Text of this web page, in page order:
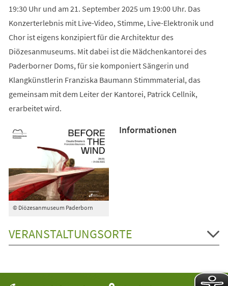
19:30 Uhr und am 21. September 2025 um 19:00 Uhr. Das
Konzerterlebnis mit Live-Video, Stimme, Live-Elektronik und
Chor ist eigens konzipiert für die Architektur des
Diözesanmuseums. Mit dabei ist die Mädchenkantorei des
Paderborner Doms, für sie komponiert Sängerin und
Klangkünstlerin Franziska Baumann Stimmmaterial, das
gemeinsam mit dem Leiter der Kantorei, Patrick Cellnik,
erarbeitet wird.
© Diözesanmuseum Paderborn
Informationen
VERANSTALTUNGSORTE